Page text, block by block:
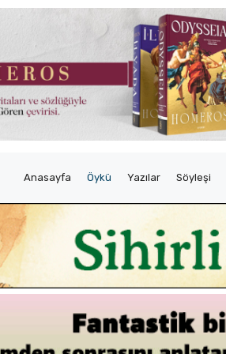
Anasayfa Öykü Yazılar Söyleşi